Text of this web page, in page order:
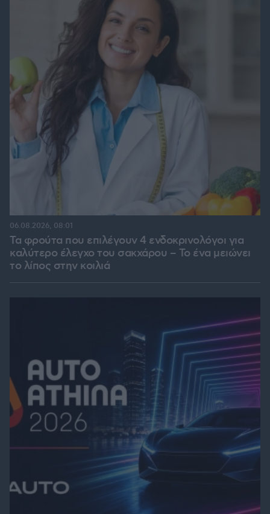
Τα φρούτα που επιλέγουν 4 ενδοκρινολόγοι για
καλύτερο έλεγχο του σακχάρου – Το ένα μειώνει
το λίπος στην κοιλιά
06.08.2026, 08:01